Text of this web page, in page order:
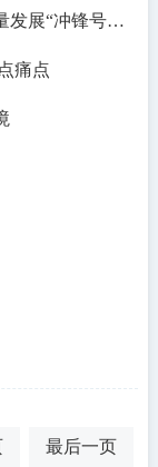
广东纪检监察机关开年吹响护航高质量发展“冲锋号” 以“硬监督”保障增强“硬实力”
痛点
最后一页